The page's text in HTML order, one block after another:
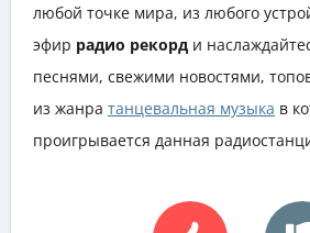
любой точке мира, из любого
эфир радио рекорд и
песнями, свежими новостями,
из жанра танцевальная музыка в
проигрывается данная